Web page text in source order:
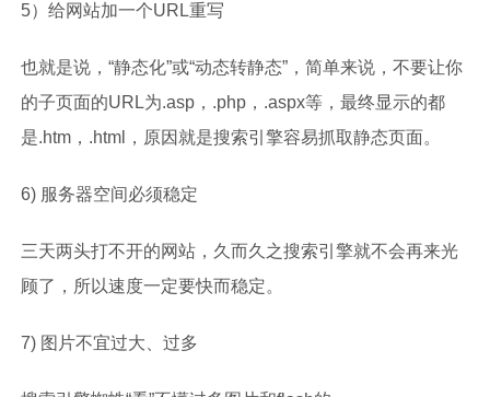
5）给网站加一个URL重写
也就是说，“静态化”或“动态转静态”，简单来说，不要让你
的子页面的URL为.asp，.php，.aspx等，最终显示的都
是.htm，.html，原因就是搜索引擎容易抓取静态页面。
6) 服务器空间必须稳定
三天两头打不开的网站，久而久之搜索引擎就不会再来光
顾了，所以速度一定要快而稳定。
7) 图片不宜过大、过多